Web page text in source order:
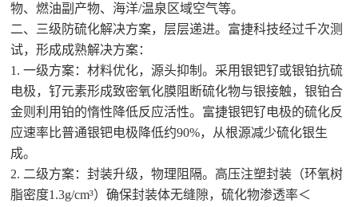
物、燃油副产物、海洋/温泉区域空气等。
二、三级防硫化解决方案，层层递进。富捷科技经过千次测
试，形成成熟解决方案：
1. 一级方案：材料优化，源头抑制。采用银钯钌或银铂抗硫
电极，钌元素形成致密氧化膜阻断硫化物与银接触，银铂合
金则利用铂的惰性降低反应活性。富捷银钯钌电极的硫化反
应速率比普通银钯电极降低约90%，从根源减少硫化银生
成。
2. 二级方案：封装升级，物理阻隔。高压注塑封装（环氧树
脂密度1.3g/cm³）确保封装体无缝隙，硫化物渗透率＜